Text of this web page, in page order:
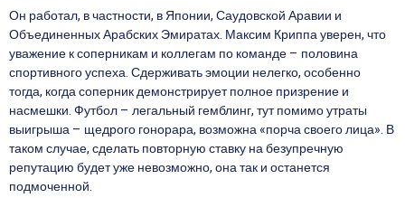
Он работал, в частности, в Японии, Саудовской Аравии и
Объединенных Арабских Эмиратах. Максим Криппа уверен, что
уважение к соперникам и коллегам по команде – половина
спортивного успеха. Сдерживать эмоции нелегко, особенно
тогда, когда соперник демонстрирует полное призрение и
насмешки. Футбол – легальный гемблинг, тут помимо утраты
выигрыша – щедрого гонорара, возможна «порча своего лица». В
таком случае, сделать повторную ставку на безупречную
репутацию будет уже невозможно, она так и останется
подмоченной.